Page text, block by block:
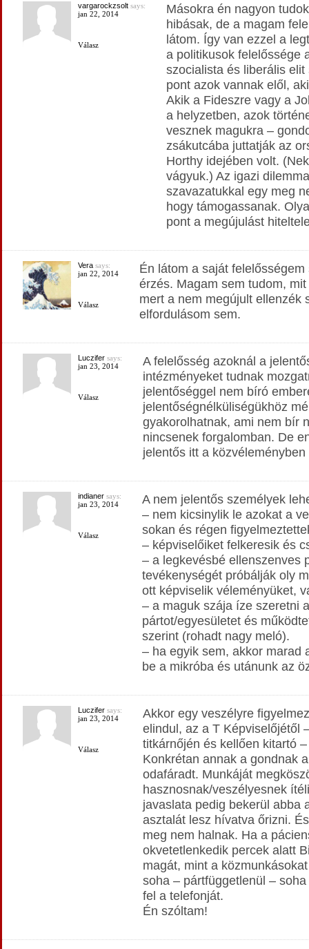
vargarockzsoltsays:
jan 22, 2014
Válasz
Másokra én nagyon
hibásak, de a magam
látom. Így van ezzel a
a politikusok felelőssége
szocialista és liberális
pont azok vannak elől,
Akik a Fideszre vagy a
a helyzetben, azok
vesznek magukra –
zsákutcába juttatják az
Horthy idejében volt.
vágyuk.) Az igazi
szavazatukkal egy meg
hogy támogassanak.
pont a megújulást
Verasays:
jan 22, 2014
Válasz
Én látom a saját
érzés. Magam sem tudom,
mert a nem megújult ellenzék
elfordulásom sem.
Luczifersays:
jan 23, 2014
Válasz
A felelősség azoknál a
intézményeket tudnak
jelentőséggel nem bíró
jelentőségnélküliségükhöz
gyakorolhatnak, ami nem bír
nincsenek forgalomban. De
jelentős itt a
indianersays:
jan 23, 2014
Válasz
A nem jelentős személyek
– nem kicsinylik le azokat a
sokan és régen
– képviselőiket felkeresik és
– a legkevésbé ellenszenves
tevékenységét próbálják oly
ott képviselik véleményüket,
– a maguk szája íze szeretni
pártot/egyesületet és
szerint (rohadt nagy meló).
– ha egyik sem, akkor marad
be a mikróba és utánunk az
Luczifersays:
jan 23, 2014
Válasz
Akkor egy veszélyre
elindul, az a T Képviselőjétől
titkárnőjén és kellően kitartó
Konkrétan annak a gondnak
odafáradt. Munkáját
hasznosnak/veszélyesnek
javaslata pedig bekerül abba
asztalát lesz hívatva őrizni.
meg nem halnak. Ha a
okvetetlenkedik percek alatt
magát, mint a
soha – pártfüggetlenül –
fel a telefonját.
Én szóltam!